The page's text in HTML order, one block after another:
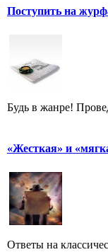
Поступить на
Будь в жанре!
«Жесткая» и
Ответы на